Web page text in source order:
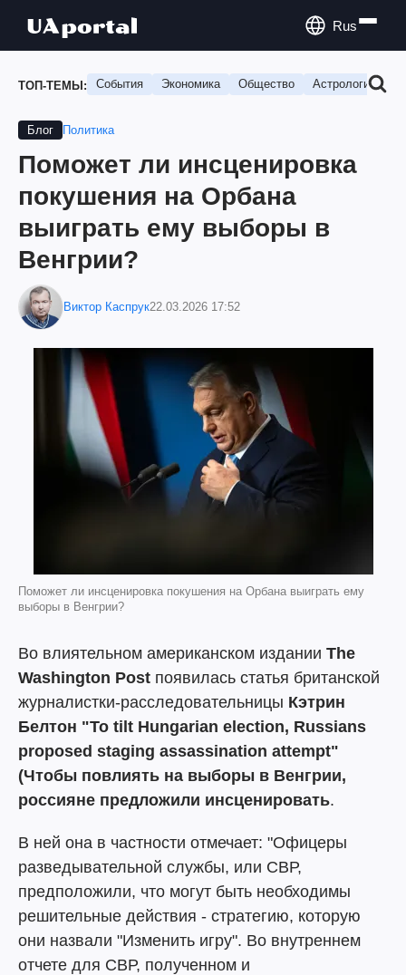
Rus
ТОП-ТЕМЫ: События Экономика Общество Астрология
Блог Политика
Поможет ли инсценировка
покушения на Орбана
выиграть ему выборы в
Венгрии?
Виктор Каспрук22.03.2026 17:52
Поможет ли инсценировка покушения на Орбана выиграть ему
выборы в Венгрии?
Во влиятельном американском издании The
Washington Post появилась статья британской
журналистки-расследовательницы Кэтрин
Белтон "To tilt Hungarian election, Russians
proposed staging assassination attempt"
(Чтобы повлиять на выборы в Венгрии,
россияне предложили инсценировать.
В ней она в частности отмечает: "Офицеры
разведывательной службы, или СВР,
предположили, что могут быть необходимы
решительные действия - стратегию, которую
они назвали "Изменить игру". Во внутреннем
отчете для СВР, полученном и